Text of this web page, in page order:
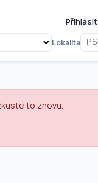
Přihlásit
Lokalita
to znovu.